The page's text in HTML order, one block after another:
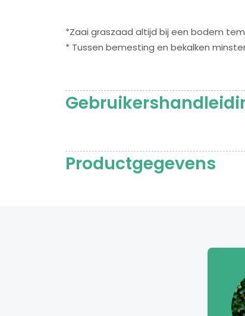
*Zaai graszaad altijd bij een bodem
* Tussen bemesting en bekalken
Productgegevens